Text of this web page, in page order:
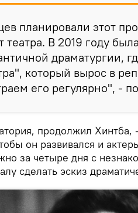
планировали этот
В 2019 году
драматургии,
который вырос в
его регулярно", -
продолжил
он развивался и
за четыре дня с
сделать эскиз